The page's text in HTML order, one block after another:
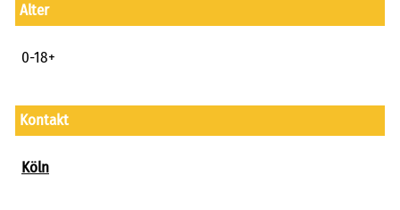
Alter
0-18+
Kontakt
Köln